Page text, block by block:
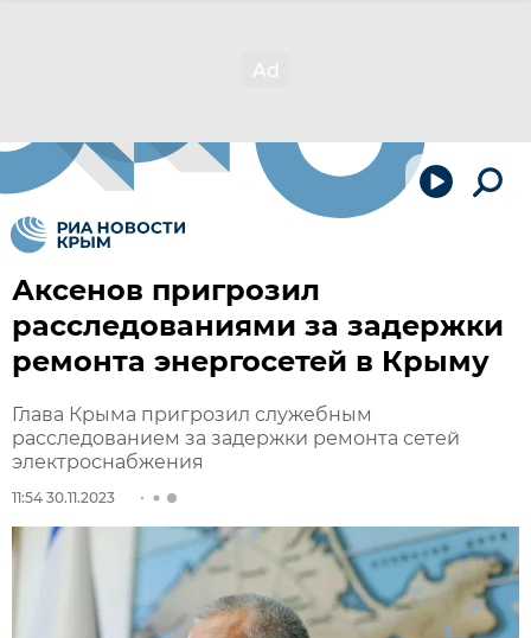
Аксенов пригрозил
расследованиями за задержки
ремонта энергосетей в Крыму
Глава Крыма пригрозил служебным
расследованием за задержки ремонта сетей
электроснабжения
11:54 30.11.2023